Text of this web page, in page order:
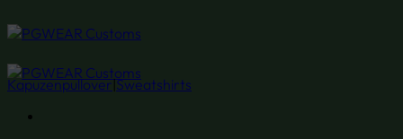
Kapuzenpullover|Sweatshirts